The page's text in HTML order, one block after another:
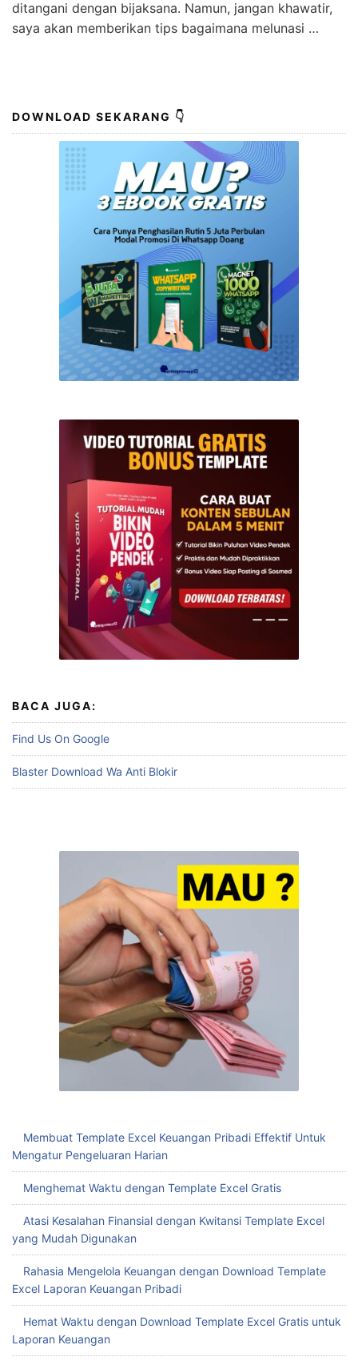
ditangani dengan bijaksana. Namun, jangan khawatir,
saya akan memberikan tips bagaimana melunasi …
DOWNLOAD SEKARANG 👇
BACA JUGA:
Find Us On Google
Blaster Download Wa Anti Blokir
Membuat Template Excel Keuangan Pribadi Effektif Untuk
Mengatur Pengeluaran Harian
Menghemat Waktu dengan Template Excel Gratis
Atasi Kesalahan Finansial dengan Kwitansi Template Excel
yang Mudah Digunakan
Rahasia Mengelola Keuangan dengan Download Template
Excel Laporan Keuangan Pribadi
Hemat Waktu dengan Download Template Excel Gratis untuk
Laporan Keuangan